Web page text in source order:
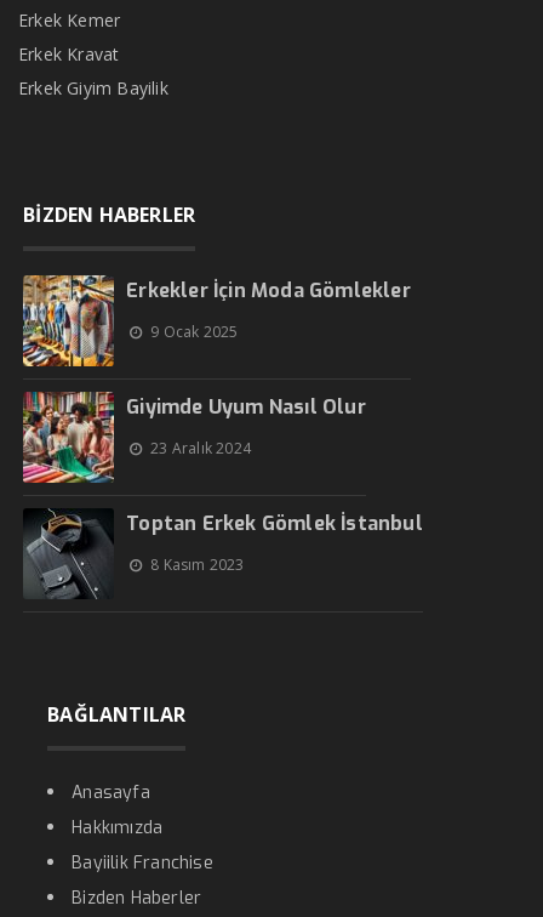
Erkek Kemer
Erkek Kravat
Erkek Giyim Bayilik
BİZDEN HABERLER
Erkekler İçin Moda Gömlekler
9 Ocak 2025
Giyimde Uyum Nasıl Olur
23 Aralık 2024
Toptan Erkek Gömlek İstanbul
8 Kasım 2023
BAĞLANTILAR
Anasayfa
Hakkımızda
Bayiilik Franchise
Bizden Haberler